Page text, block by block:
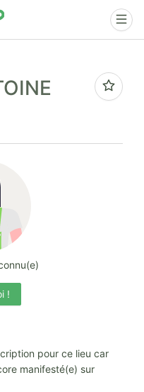
!
pour ce lieu car
manifesté(e) sur